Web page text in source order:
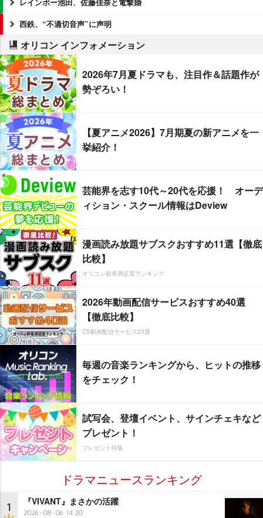
レインボー池田、佐藤佳奈と電撃婚
西鉄、“不適切音声”に声明
オリコン インフォメーション
2026年7月夏ドラマも、注目作＆話題作が
勢ぞろい！
【夏アニメ2026】7月期夏の新アニメを一
挙紹介！
芸能界を志す10代～20代を応援！ オーデ
ィション・スクール情報はDeview
漫画読み放題サブスクおすすめ11選【徹底
比較】
オリコン顧客満足度ランキング
2026年動画配信サービスおすすめ40選
【徹底比較】
CS動画配信サービス20選
毎週の音楽ランキングから、ヒットの推移
をチェック！
試写会、登壇イベント、サインチェキなど
プレゼント！
プレゼント特集
ドラマニュースランキング
1 『VIVANT』まさかの活躍
2026-08-06 14:20